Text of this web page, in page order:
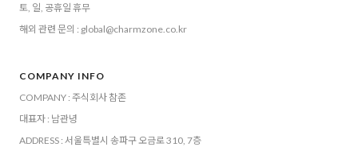
토, 일, 공휴일 휴무
해외 관련 문의 : global@charmzone.co.kr
COMPANY INFO
COMPANY : 주식회사 참존
대표자 : 남관녕
ADDRESS : 서울특별시 송파구 오금로 310, 7층